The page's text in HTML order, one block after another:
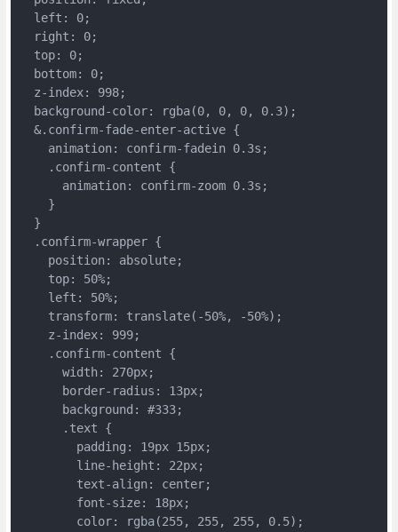
  left: 0;
  right: 0;
  top: 0;
  bottom: 0;
  z-index: 998;
  background-color: rgba(0, 0, 0, 0.3);
  &.confirm-fade-enter-active {
    animation: confirm-fadein 0.3s;
    .confirm-content {
      animation: confirm-zoom 0.3s;
    }
  }
  .confirm-wrapper {
    position: absolute;
    top: 50%;
    left: 50%;
    transform: translate(-50%, -50%);
    z-index: 999;
    .confirm-content {
      width: 270px;
      border-radius: 13px;
      background: #333;
      .text {
        padding: 19px 15px;
        line-height: 22px;
        text-align: center;
        font-size: 18px;
        color: rgba(255, 255, 255, 0.5);